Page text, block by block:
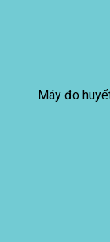
Máy đo